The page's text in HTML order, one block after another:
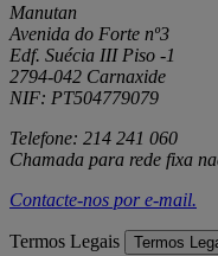
Manutan
Avenida do Forte nº3
Edf. Suécia III Piso -1
2794-042 Carnaxide
NIF: PT504779079
Telefone: 214 241 060
Chamada para rede fixa
Contacte-nos pore-mail.
Termos Legais Termos